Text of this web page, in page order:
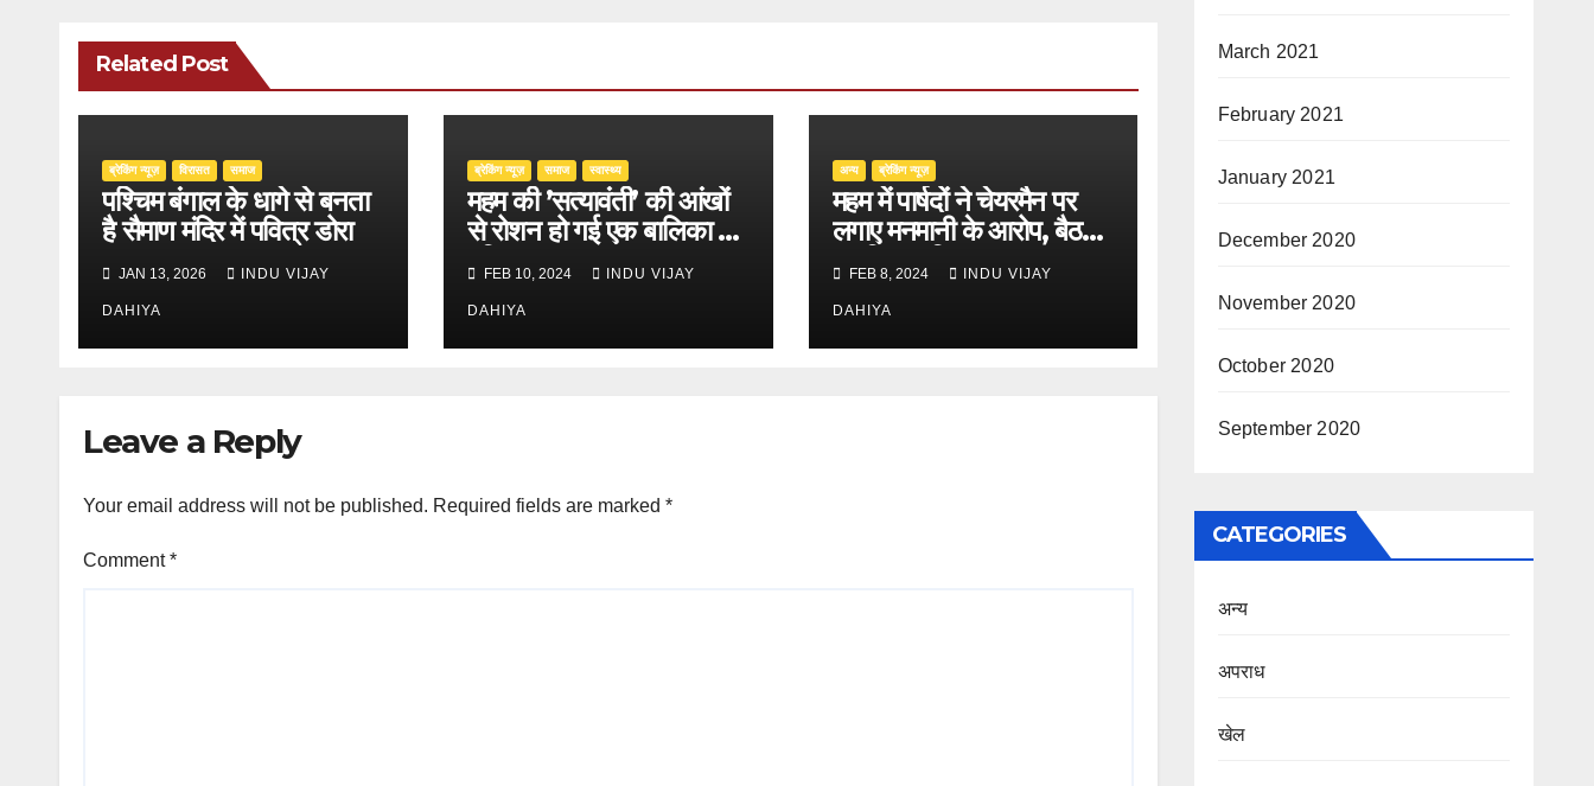
Related Post
ब्रेकिंग न्यूज़ ‍‍विरासत समाज
पश्चिम बंगाल के धागे से बनता
है सैमाण मंदिर में पवित्र डोरा
JAN 13, 2026 INDU VIJAY
DAHIYA
ब्रेकिंग न्यूज़ समाज स्वास्थ्य
महम की ’सत्यावंती’ की आंखों
से रोशन हो गई एक बालिका की
दुनिया
FEB 10, 2024 INDU VIJAY
DAHIYA
अन्य ब्रेकिंग न्यूज़
महम में पार्षदों ने चेयरमैन पर
लगाए मनमानी के आरोप, बैठक
का किया बहिष्कार
FEB 8, 2024 INDU VIJAY
DAHIYA
Leave a Reply
Your email address will not be published. Required fields are marked *
Comment*
March 2021
February 2021
January 2021
December 2020
November 2020
October 2020
September 2020
CATEGORIES
अन्य
अपराध
खेल